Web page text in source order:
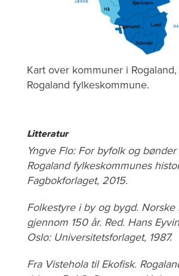
Kart over kommuner i
Rogaland fylkeskommune.
Litteratur
Yngve Flo: For byfolk og bønder
Rogaland fylkeskommunes
Fagbokforlaget, 2015.
Folkestyre i by og bygd. Norske
gjennom 150 år. Red. Hans
Oslo: Universitetsforlaget, 1987.
Fra Vistehola til Ekofisk.